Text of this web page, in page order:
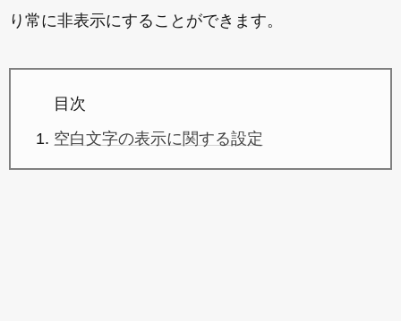
り常に非表示にすることができます。
目次
空白文字の表示に関する設定